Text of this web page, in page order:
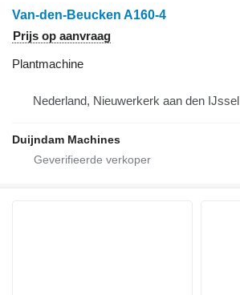
Van-den-Beucken A160-4
Prijs op aanvraag
Plantmachine
Nederland, Nieuwerkerk aan den IJssel
Duijndam Machines